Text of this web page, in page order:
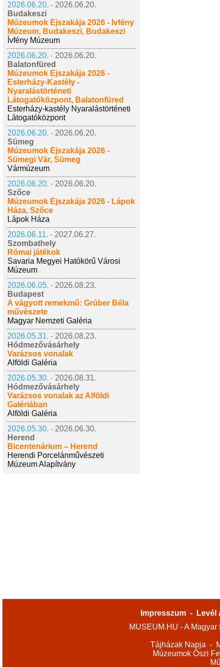
2026.06.20. - 2026.06.20.
Budakeszi
Múzeumok Éjszakája 2026 - Ívfény
Múzeum, Budakeszi, Budakeszi
Ívfény Múzeum
2026.06.20. - 2026.06.20.
Balatonfüred
Múzeumok Éjszakája 2026 -
Esterházy-Kastély -
Nyaralástörténeti
Látogatóközpont, Balatonfüred
Esterházy-kastély Nyaralástörténeti
Látogatóközpont
2026.06.20. - 2026.06.20.
Sümeg
Múzeumok Éjszakája 2026 -
Sümegi Vár, Sümeg
Vármúzeum
2026.06.20. - 2026.06.20.
Szőce
Múzeumok Éjszakája 2026 - Lápok
Háza, Szőce
Lápok Háza
2026.06.11. - 2027.06.27.
Szombathely
Római játékok
Savaria Megyei Hatókörű Városi
Múzeum
2026.06.05. - 2026.08.23.
Budapest
A vágyott remekmű: Grúber Béla
művészete
Magyar Nemzeti Galéria
2026.05.31. - 2026.08.23.
Hódmezővásárhely
Varázsos vonalak
Alföldi Galéria
2026.05.30. - 2026.08.31.
Hódmezővásárhely
Varázsos vonalak az Alföldi
Galériában
Alföldi Galéria
2026.05.30. - 2026.06.30.
Herend
Bicentenárium – Herend
Herendi Porcelánművészeti
Múzeum Alapítvány
Impresszum -
Levél
MUSEUM.HU - A
Tájházak Napja -
Múzeumok Őszi